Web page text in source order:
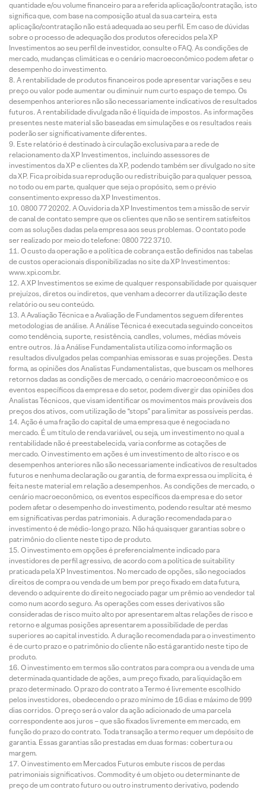
quantidade e/ou volume financeiro para a referida aplicação/contratação, isto
significa que, com base na composição atual da sua carteira, esta
aplicação/contratação não está adequada ao seu perfil. Em caso de dúvidas
sobre o processo de adequação dos produtos oferecidos pela XP
Investimentos ao seu perfil de investidor, consulte o FAQ. As condições de
mercado, mudanças climáticas e o cenário macroeconômico podem afetar o
desempenho do investimento.
A rentabilidade de produtos financeiros pode apresentar variações e seu
preço ou valor pode aumentar ou diminuir num curto espaço de tempo. Os
desempenhos anteriores não são necessariamente indicativos de resultados
futuros. A rentabilidade divulgada não é líquida de impostos. As informações
presentes neste material são baseadas em simulações e os resultados reais
poderão ser significativamente diferentes.
Este relatório é destinado à circulação exclusiva para a rede de
relacionamento da XP Investimentos, incluindo assessores de
investimentos da XP e clientes da XP, podendo também ser divulgado no site
da XP. Fica proibida sua reprodução ou redistribuição para qualquer pessoa,
no todo ou em parte, qualquer que seja o propósito, sem o prévio
consentimento expresso da XP Investimentos.
0800 77 20202. A Ouvidoria da XP Investimentos tem a missão de servir
de canal de contato sempre que os clientes que não se sentirem satisfeitos
com as soluções dadas pela empresa aos seus problemas. O contato pode
ser realizado por meio do telefone: 0800 722 3710.
O custo da operação e a política de cobrança estão definidos nas tabelas
de custos operacionais disponibilizadas no site da XP Investimentos:
www.xpi.com.br.
A XP Investimentos se exime de qualquer responsabilidade por quaisquer
prejuízos, diretos ou indiretos, que venham a decorrer da utilização deste
relatório ou seu conteúdo.
A Avaliação Técnica e a Avaliação de Fundamentos seguem diferentes
metodologias de análise. A Análise Técnica é executada seguindo conceitos
como tendência, suporte, resistência, candles, volumes, médias móveis
entre outros. Já a Análise Fundamentalista utiliza como informação os
resultados divulgados pelas companhias emissoras e suas projeções. Desta
forma, as opiniões dos Analistas Fundamentalistas, que buscam os melhores
retornos dadas as condições de mercado, o cenário macroeconômico e os
eventos específicos da empresa e do setor, podem divergir das opiniões dos
Analistas Técnicos, que visam identificar os movimentos mais prováveis dos
preços dos ativos, com utilização de “stops” para limitar as possíveis perdas.
Ação é uma fração do capital de uma empresa que é negociada no
mercado. É um título de renda variável, ou seja, um investimento no qual a
rentabilidade não é preestabelecida, varia conforme as cotações de
mercado. O investimento em ações é um investimento de alto risco e os
desempenhos anteriores não são necessariamente indicativos de resultados
futuros e nenhuma declaração ou garantia, de forma expressa ou implícita, é
feita neste material em relação a desempenhos. As condições de mercado, o
cenário macroeconômico, os eventos específicos da empresa e do setor
podem afetar o desempenho do investimento, podendo resultar até mesmo
em significativas perdas patrimoniais. A duração recomendada para o
investimento é de médio-longo prazo. Não há quaisquer garantias sobre o
patrimônio do cliente neste tipo de produto.
O investimento em opções é preferencialmente indicado para
investidores de perfil agressivo, de acordo com a política de suitability
praticada pela XP Investimentos. No mercado de opções, são negociados
direitos de compra ou venda de um bem por preço fixado em data futura,
devendo o adquirente do direito negociado pagar um prêmio ao vendedor tal
como num acordo seguro. As operações com esses derivativos são
consideradas de risco muito alto por apresentarem altas relações de risco e
retorno e algumas posições apresentarem a possibilidade de perdas
superiores ao capital investido. A duração recomendada para o investimento
é de curto prazo e o patrimônio do cliente não está garantido neste tipo de
produto.
O investimento em termos são contratos para compra ou a venda de uma
determinada quantidade de ações, a um preço fixado, para liquidação em
prazo determinado. O prazo do contrato a Termo é livremente escolhido
pelos investidores, obedecendo o prazo mínimo de 16 dias e máximo de 999
dias corridos. O preço será o valor da ação adicionado de uma parcela
correspondente aos juros – que são fixados livremente em mercado, em
função do prazo do contrato. Toda transação a termo requer um depósito de
garantia. Essas garantias são prestadas em duas formas: cobertura ou
margem.
O investimento em Mercados Futuros embute riscos de perdas
patrimoniais significativos. Commodity é um objeto ou determinante de
preço de um contrato futuro ou outro instrumento derivativo, podendo